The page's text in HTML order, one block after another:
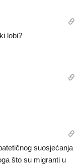
lobi?
suosjećanja
što su migranti u